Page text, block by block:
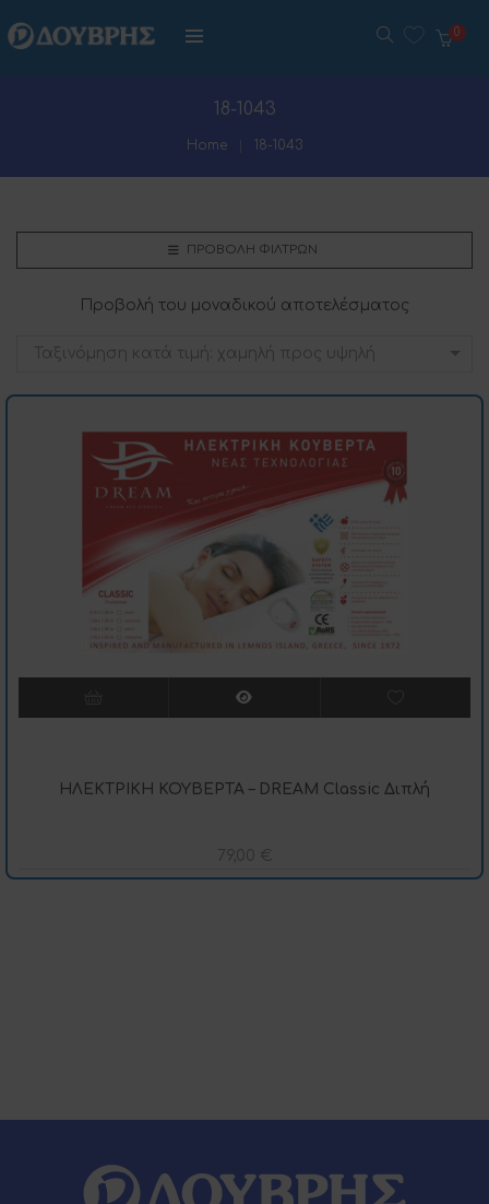
18-1043
Home 18-1043
ΠΡΟΒΟΛΉ ΦΊΛΤΡΩΝ
Προβολή του μοναδικού αποτελέσματος
Ταξινόμηση κατά τιμή: χαμηλή προς υψηλή
ΗΛΕΚΤΡΙΚΗ ΚΟΥΒΕΡΤΑ – DREAM Classic Διπλή
79,00 €